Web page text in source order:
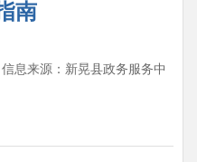
南
信息来源：新晃县政务服务中